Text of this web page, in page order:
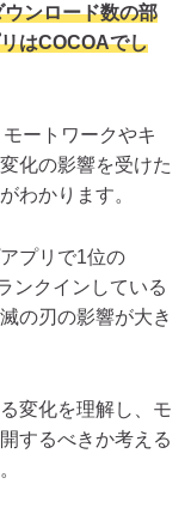
ンロード数の部
はCOCOAでし
ートワークやキ
化の影響を受けた
わかります。
プリで1位の
ンクインしている
の刃の影響が大き
変化を理解し、モ
するべきか考える